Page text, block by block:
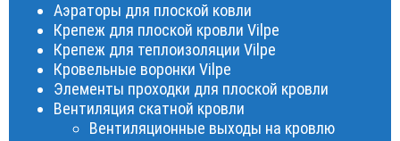
Аэраторы для плоской ковли
Крепеж для плоской кровли Vilpe
Крепеж для теплоизоляции Vilpe
Кровельные воронки Vilpe
Элементы проходки для плоской кровли
Вентиляция скатной кровли
Вентиляционные выходы на кровлю